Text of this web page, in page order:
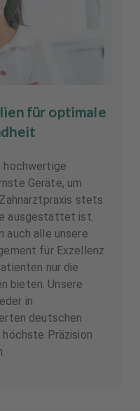
für optimale
hochwertige
Geräte, um
stets
ausgestattet ist.
auch alle unsere
für Exzellenz
nur die
bieten. Unsere
in
deutschen
Präzision